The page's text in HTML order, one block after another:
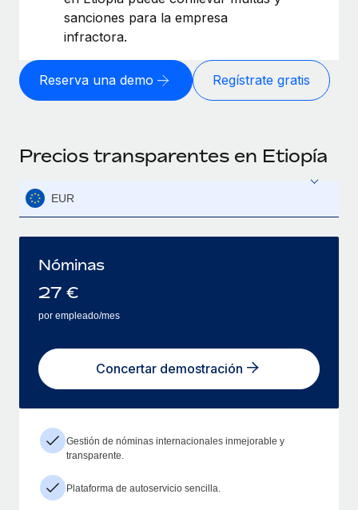
sanciones para la empresa
infractora.
Reserva una demo Regístrate gratis
Precios transparentes en Etiopía
EUR
Nóminas
27 €
por empleado/mes
Concertar demostración
Gestión de nóminas internacionales inmejorable y
transparente.
Plataforma de autoservicio sencilla.